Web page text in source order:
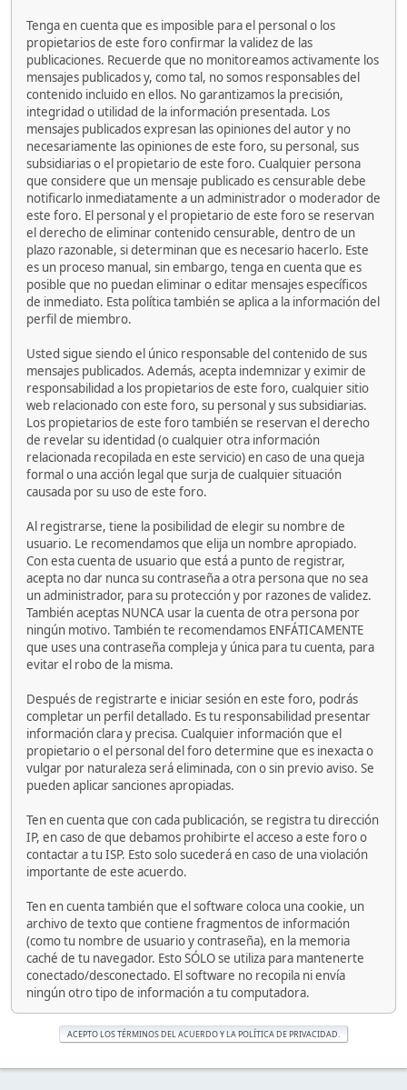
Tenga en cuenta que es imposible para el personal o los
propietarios de este foro confirmar la validez de las
publicaciones. Recuerde que no monitoreamos activamente los
mensajes publicados y, como tal, no somos responsables del
contenido incluido en ellos. No garantizamos la precisión,
integridad o utilidad de la información presentada. Los
mensajes publicados expresan las opiniones del autor y no
necesariamente las opiniones de este foro, su personal, sus
subsidiarias o el propietario de este foro. Cualquier persona
que considere que un mensaje publicado es censurable debe
notificarlo inmediatamente a un administrador o moderador de
este foro. El personal y el propietario de este foro se reservan
el derecho de eliminar contenido censurable, dentro de un
plazo razonable, si determinan que es necesario hacerlo. Este
es un proceso manual, sin embargo, tenga en cuenta que es
posible que no puedan eliminar o editar mensajes específicos
de inmediato. Esta política también se aplica a la información del
perfil de miembro.
Usted sigue siendo el único responsable del contenido de sus
mensajes publicados. Además, acepta indemnizar y eximir de
responsabilidad a los propietarios de este foro, cualquier sitio
web relacionado con este foro, su personal y sus subsidiarias.
Los propietarios de este foro también se reservan el derecho
de revelar su identidad (o cualquier otra información
relacionada recopilada en este servicio) en caso de una queja
formal o una acción legal que surja de cualquier situación
causada por su uso de este foro.
Al registrarse, tiene la posibilidad de elegir su nombre de
usuario. Le recomendamos que elija un nombre apropiado.
Con esta cuenta de usuario que está a punto de registrar,
acepta no dar nunca su contraseña a otra persona que no sea
un administrador, para su protección y por razones de validez.
También aceptas NUNCA usar la cuenta de otra persona por
ningún motivo. También te recomendamos ENFÁTICAMENTE
que uses una contraseña compleja y única para tu cuenta, para
evitar el robo de la misma.
Después de registrarte e iniciar sesión en este foro, podrás
completar un perfil detallado. Es tu responsabilidad presentar
información clara y precisa. Cualquier información que el
propietario o el personal del foro determine que es inexacta o
vulgar por naturaleza será eliminada, con o sin previo aviso. Se
pueden aplicar sanciones apropiadas.
Ten en cuenta que con cada publicación, se registra tu dirección
IP, en caso de que debamos prohibirte el acceso a este foro o
contactar a tu ISP. Esto solo sucederá en caso de una violación
importante de este acuerdo.
Ten en cuenta también que el software coloca una cookie, un
archivo de texto que contiene fragmentos de información
(como tu nombre de usuario y contraseña), en la memoria
caché de tu navegador. Esto SÓLO se utiliza para mantenerte
conectado/desconectado. El software no recopila ni envía
ningún otro tipo de información a tu computadora.